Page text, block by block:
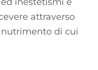
attraverso
di cui